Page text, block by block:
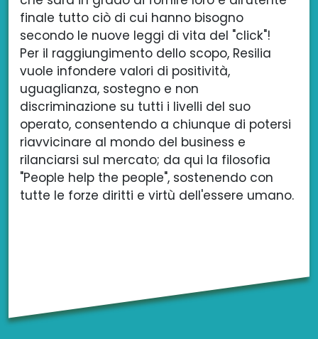
finale tutto ciò di cui hanno bisogno
secondo le nuove leggi di vita del "click"!
Per il raggiungimento dello scopo, Resilia
vuole infondere valori di positività,
uguaglianza, sostegno e non
discriminazione su tutti i livelli del suo
operato, consentendo a chiunque di potersi
riavvicinare al mondo del business e
rilanciarsi sul mercato; da qui la filosofia
"People help the people", sostenendo con
tutte le forze diritti e virtù dell'essere umano.